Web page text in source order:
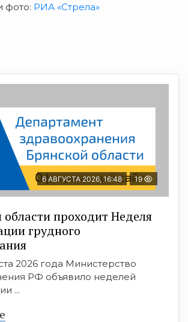
фото: РИА «Стрела»
6 АВГУСТА 2026, 16:48 19
области проходит Неделя
грудного
2026 года Министерство
РФ объявило неделей
...